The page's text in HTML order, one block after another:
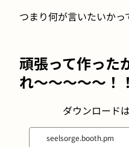
つまり何が言いたいかっ
頑張って作った
れ〜〜〜〜〜！
ダウンロード
seelsorge.booth.pm